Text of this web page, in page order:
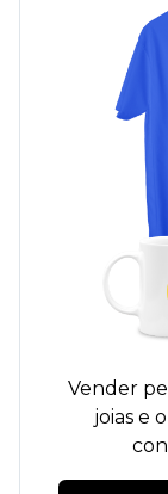
Vender
joias e